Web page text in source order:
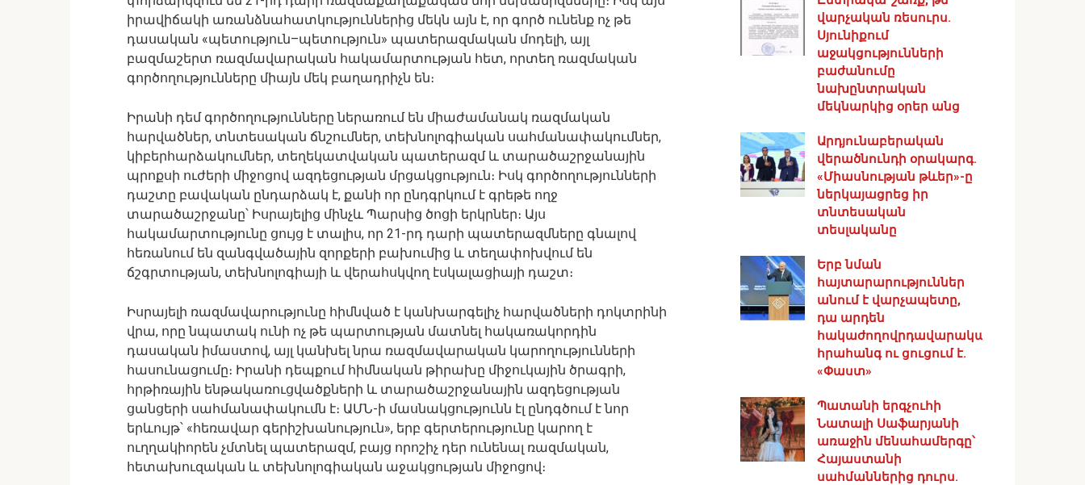
իրավիճակի առանձնահատկություններից մեկն այն է, որ գործ ունենք ոչ թե
դասական «պետություն–պետություն» պատերազմական մոդելի, այլ
բազմաշերտ ռազմավարական հակամարտության հետ, որտեղ ռազմական
գործողությունները միայն մեկ բաղադրիչն են։
Իրանի դեմ գործողությունները ներառում են միաժամանակ ռազմական
հարվածներ, տնտեսական ճնշումներ, տեխնոլոգիական սահմանափակումներ,
կիբերհարձակումներ, տեղեկատվական պատերազմ և տարածաշրջանային
պրոքսի ուժերի միջոցով ազդեցության մրցակցություն։ Իսկ գործողությունների
դաշտը բավական ընդարձակ է, քանի որ ընդգրկում է գրեթե ողջ
տարածաշրջանը՝ Իսրայելից մինչև Պարսից ծոցի երկրներ։ Այս
հակամարտությունը ցույց է տալիս, որ 21-րդ դարի պատերազմները գնալով
հեռանում են զանգվածային զորքերի բախումից և տեղափոխվում են
ճշգրտության, տեխնոլոգիայի և վերահսկվող էսկալացիայի դաշտ։
Իսրայելի ռազմավարությունը հիմնված է կանխարգելիչ հարվածների դոկտրինի
վրա, որը նպատակ ունի ոչ թե պարտության մատնել հակառակորդին
դասական իմաստով, այլ կանխել նրա ռազմավարական կարողությունների
հասունացումը։ Իրանի դեպքում հիմնական թիրախը միջուկային ծրագրի,
հրթիռային ենթակառուցվածքների և տարածաշրջանային ազդեցության
ցանցերի սահմանափակումն է։ ԱՄՆ-ի մասնակցությունն էլ ընդգծում է նոր
երևույթ՝ «հեռավար գերիշխանություն», երբ գերտերությունը կարող է
ուղղակիորեն չմտնել պատերազմ, բայց որոշիչ դեր ունենալ ռազմական,
հետախուզական և տեխնոլոգիական աջակցության միջոցով։
վարչական ռեսուրս․
Սյունիքում
աջակցությունների
բաժանումը
նախընտրական
մեկնարկից օրեր անց
Արդյունաբերական
վերածնունդի օրակարգ․
«Միասնության թևեր»-ը
ներկայացրեց իր
տնտեսական
տեսլականը
Երբ նման
հայտարարություններ
անում է վարչապետը,
դա արդեն
հակաժողովրդավարական
հրահանգ ու ցուցում է.
«Փաստ»
Պատանի երգչուհի
Նատալի Սաֆարյանի
առաջին մենահամերգը՝
Հայաստանի
սահմաններից դուրս.